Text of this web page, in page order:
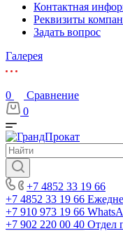
Контактная
Реквизиты
Задать вопрос
Галерея
0
Сравнение
0
+7 4852 33 19 66
+7 4852 33 19 66
+7 910 973 19 66
+7 902 220 00 40 Отдел